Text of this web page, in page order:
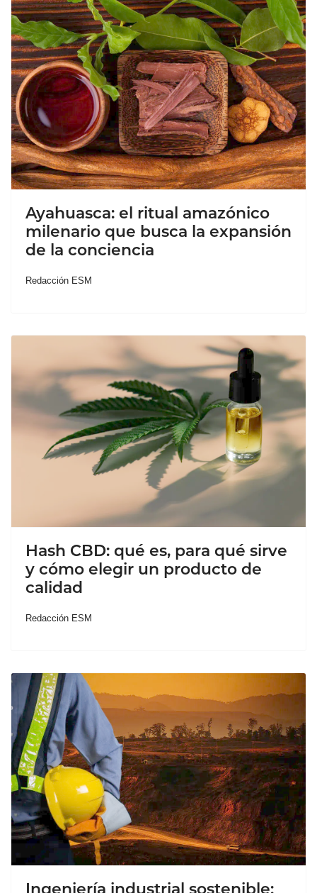
Ayahuasca: el ritual amazónico
milenario que busca la expansión
de la conciencia
Redacción ESM
Hash CBD: qué es, para qué sirve
y cómo elegir un producto de
calidad
Redacción ESM
Ingeniería industrial sostenible: